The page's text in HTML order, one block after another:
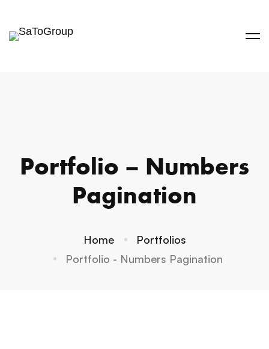
Portfolio – Numbers
Pagination
Home
Portfolios
Portfolio - Numbers Pagination